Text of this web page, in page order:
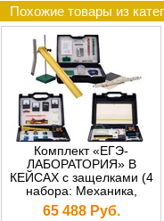
Похожие товары из
Комплект «ЕГЭ-
ЛАБОРАТОРИЯ» В
КЕЙСАХ с защелками (4
набора: Механика,
Молекулярная физика,
Оптика,
65 488 Руб.